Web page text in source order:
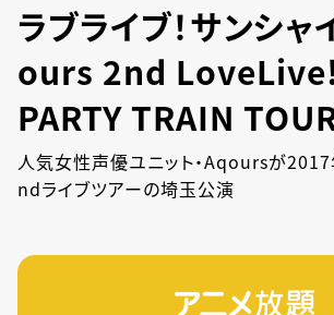
ラブライブ！サンシ
ours 2nd
PARTY TRAIN
人気女性声優ユニット・Aqoursが
ndライブツアーの埼玉公演